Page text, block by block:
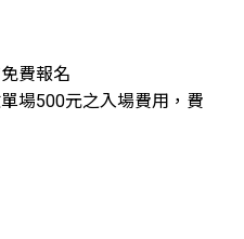
費報名
場500元之入場費用，費